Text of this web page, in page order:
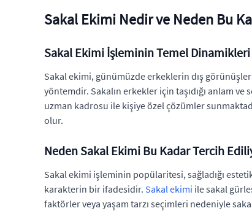
Sakal Ekimi Nedir ve Neden Bu
Sakal Ekimi İşleminin Temel Dinamikleri
Sakal ekimi, günümüzde erkeklerin dış
yöntemdir. Sakalın erkekler için taşıdığı anlam
uzman kadrosu ile kişiye özel çözümler
olur.
Neden Sakal Ekimi Bu Kadar Tercih
Sakal ekimi işleminin popülaritesi, sağladığı
karakterin bir ifadesidir. Sakal ekimi ile sakal
faktörler veya yaşam tarzı seçimleri nedeniyle